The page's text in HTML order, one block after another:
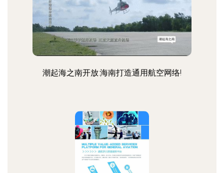
潮起海之南开放:海南打造通用航空网络!